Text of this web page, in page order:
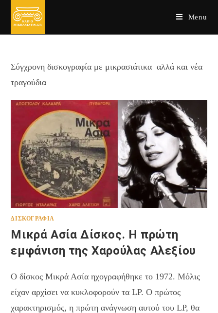
Menu
Σύγχρονη δισκογραφία με μικρασιάτικα αλλά και νέα
τραγούδια
ΔΙΣΚΟΓΡΑΦΊΑ
Μικρά Ασία Δίσκος. Η πρώτη
εμφάνιση της Χαρούλας Αλεξίου
Ο δίσκος Μικρά Ασία ηχογραφήθηκε το 1972. Μόλις
είχαν αρχίσει να κυκλοφορούν τα LP. Ο πρώτος
χαρακτηρισμός, η πρώτη ανάγνωση αυτού του LP, θα